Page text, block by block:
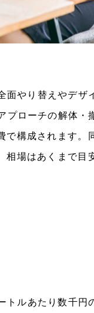
面やり替えやデザ
プローチの解体・
で構成されます。
相場はあくまで目
トルあたり数千円